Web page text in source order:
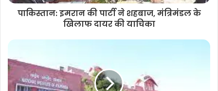
पाकिस्तान: इमरान की पार्टी ने शहबाज, मंत्रिमंडल के
खिलाफ दायर की याचिका